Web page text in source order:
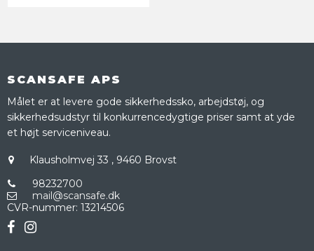
SCANSAFE APS
Målet er at levere gode sikkerhedssko, arbejdstøj, og
sikkerhedsudstyr til konkurrencedygtige priser samt at yde
et højt serviceniveau.
Klausholmvej 33 , 9460 Brovst
98232700
mail@scansafe.dk
CVR-nummer: 13214506